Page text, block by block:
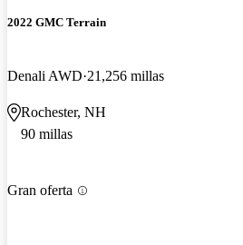
2022 GMC Terrain
Denali AWD 21,256 millas
Rochester, NH
90 millas
Gran oferta